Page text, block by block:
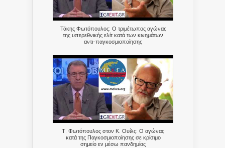
Τάκης Φωτόπουλος: Ο τριμέτωπος αγώνας
της υπερεθνικής ελίτ κατά των κινημάτων
αντι-παγκοσμιοποίησης
Τ. Φωτόπουλος στον Κ. Ουίλς: Ο αγώνας
κατά της Παγκοσμιοποίησης σε κρίσιμο
σημείο εν μέσω πανδημίας